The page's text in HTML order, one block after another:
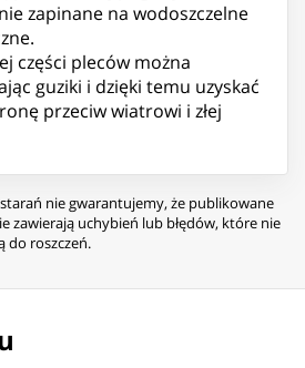
zapinane na wodoszczelne
części pleców można
guziki i dzięki temu uzyskać
przeciw wiatrowi i złej
nie gwarantujemy, że publikowane
zawierają uchybień lub błędów, które nie
do roszczeń.